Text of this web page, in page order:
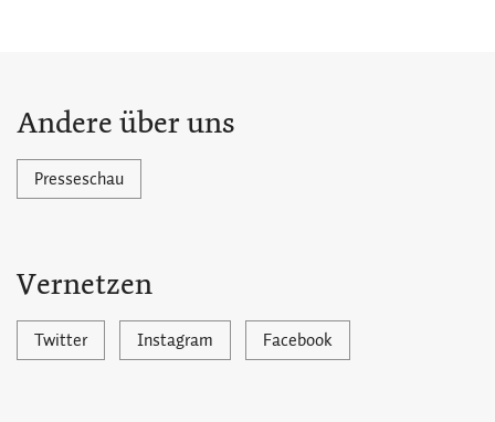
Andere über uns
Presseschau
Vernetzen
Twitter Instagram Facebook